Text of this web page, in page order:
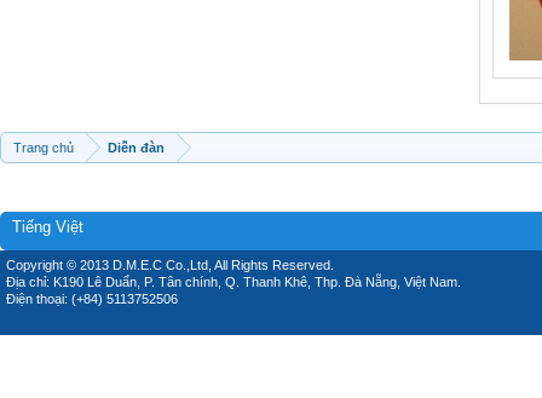
Trang chủ Diễn đàn
Tiếng Việt
Copyright © 2013 D.M.E.C Co.,Ltd, All Rights Reserved.
Địa chỉ: K190 Lê Duẩn, P. Tân chính, Q. Thanh Khê, Thp. Đà Nẵng, Việt Nam.
Điện thoại: (+84) 5113752506